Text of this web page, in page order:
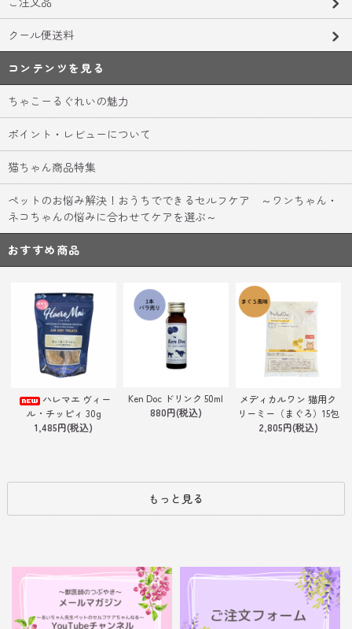
クール便送料
コンテンツを見る
ちゃこーるぐれいの魅力
ポイント・レビューについて
猫ちゃん商品特集
ペットのお悩み解決！おうちでできるセルフケア ～ワンちゃん・
ネコちゃんの悩みに合わせてケアを選ぶ～
おすすめ商品
ハレマエ ヴィー
ル・チッピィ 30g
1,485円(税込)
Ken Doc ドリンク 50ml
880円(税込)
メディカルワン 猫用ク
リーミー（まぐろ）15包
2,805円(税込)
もっと見る